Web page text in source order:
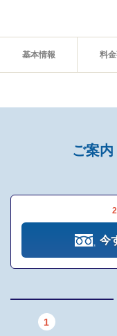
運営・火葬受スタッフ
動する費用は、人数と
が必須ですので、遠慮
法泉コース（
含まれるもの
基本情報 料
ご案
今
1